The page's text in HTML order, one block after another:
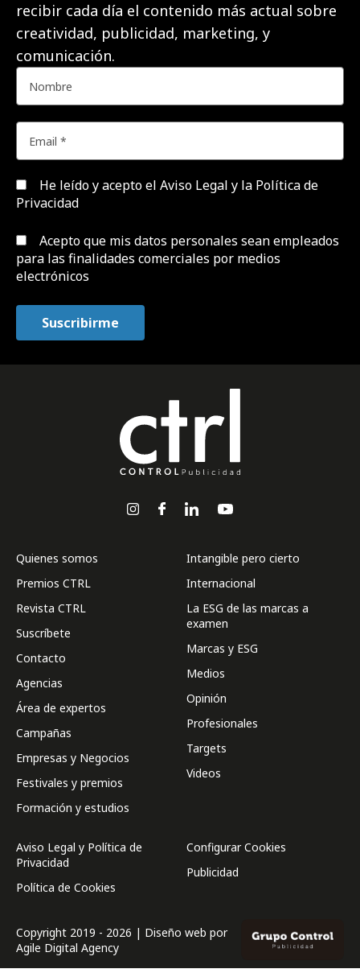
recibir cada día el contenido más actual sobre
creatividad, publicidad, marketing, y
comunicación.
He leído y acepto el Aviso Legal y la Política de
Privacidad
Acepto que mis datos personales sean empleados
para las finalidades comerciales por medios
electrónicos
Quienes somos
Premios CTRL
Revista CTRL
Suscríbete
Contacto
Agencias
Área de expertos
Campañas
Empresas y Negocios
Festivales y premios
Formación y estudios
Intangible pero cierto
Internacional
La ESG de las marcas a
examen
Marcas y ESG
Medios
Opinión
Profesionales
Targets
Videos
Aviso Legal y Política de
Privacidad
Política de Cookies
Configurar Cookies
Publicidad
Copyright 2019 - 2026 | Diseño web por
Agile Digital Agency